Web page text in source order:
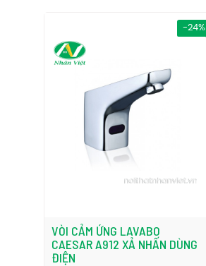
-24%
VÒI CẢM ỨNG LAVABO
CAESAR A912 XẢ NHẤN DÙNG
ĐIỆN